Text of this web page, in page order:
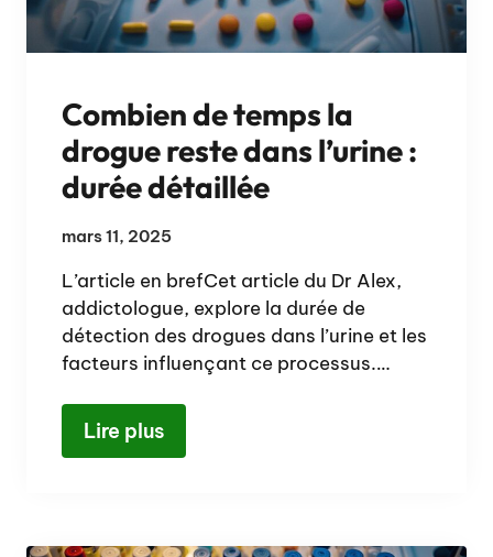
Combien de temps la
drogue reste dans l’urine :
durée détaillée
mars 11, 2025
L’article en brefCet article du Dr Alex,
addictologue, explore la durée de
détection des drogues dans l’urine et les
facteurs influençant ce processus.…
Lire plus